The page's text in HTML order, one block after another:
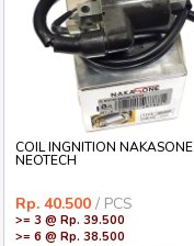
COIL INGNITION NAKASONE
NEOTECH
Rp. 40.500 / PCS
>= 3 @ Rp. 39.500
>= 6 @ Rp. 38.500